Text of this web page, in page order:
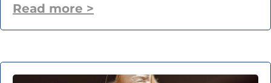
Read more >